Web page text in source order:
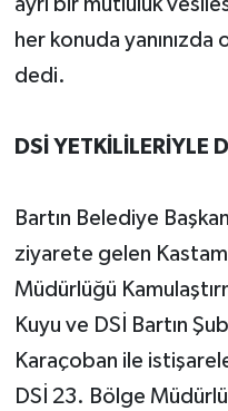
her konuda
dedi.
DSİ YETKİLİLERİYLE
Bartın Belediye
ziyarete gelen
Müdürlüğü
Kuyu ve DSİ Bartın
Karaçoban ile
DSİ 23. Bölge